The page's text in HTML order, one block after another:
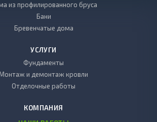
из профилированного бруса
Бани
Бревенчатые дома
УСЛУГИ
Фундаменты
и демонтаж кровли
Отделочные работы
КОМПАНИЯ